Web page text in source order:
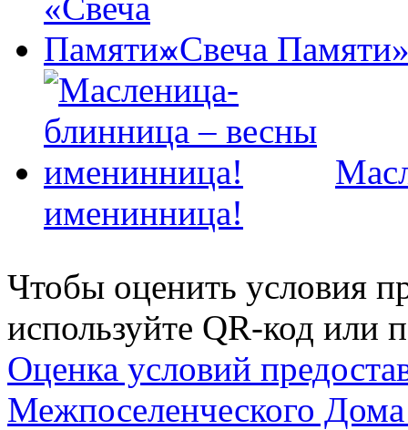
«Свеча
именинница!
Чтобы оценить условия
используйте QR-код или
Оценка условий
Межпоселенческого